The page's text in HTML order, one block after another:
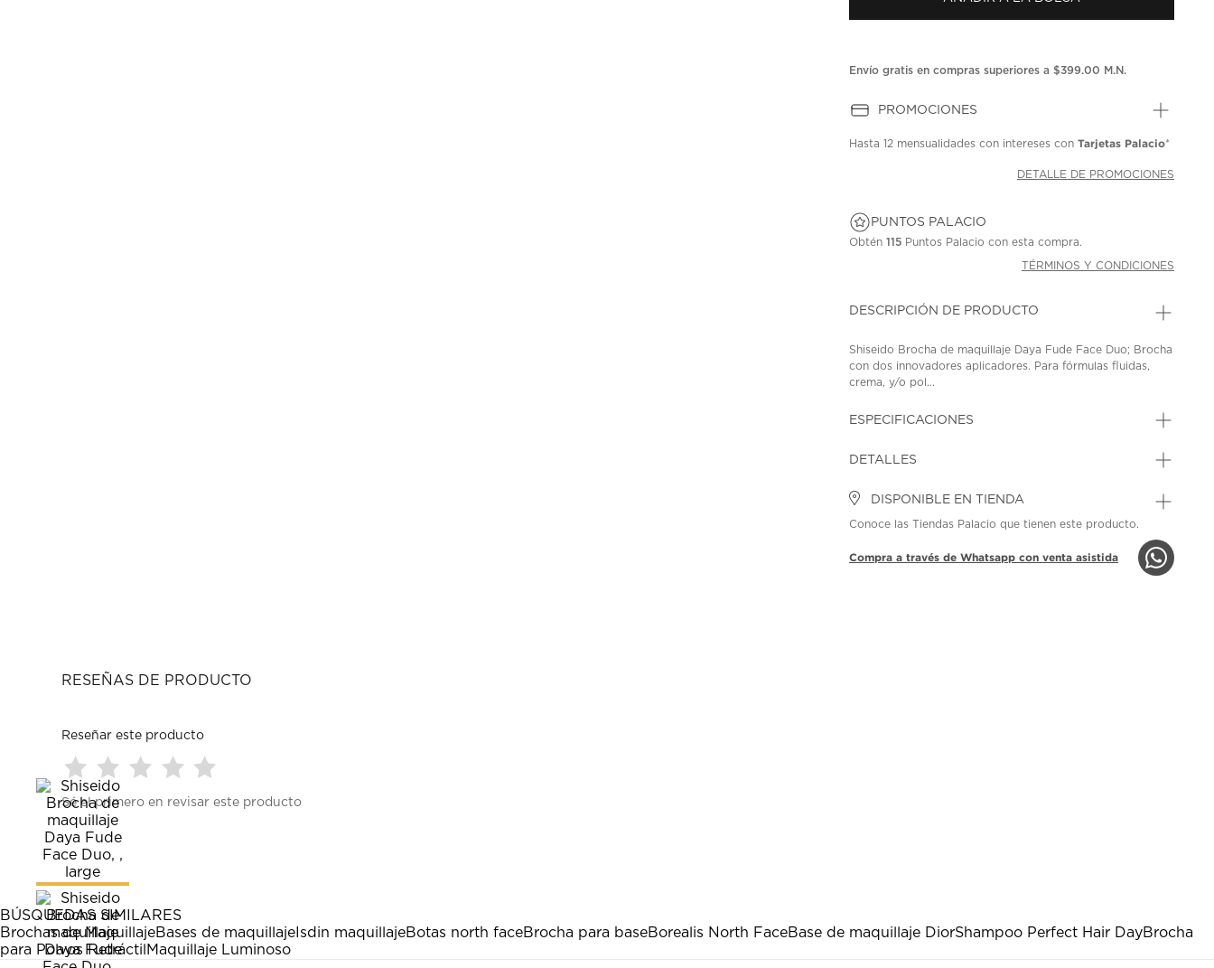
la
Envío gratis en compras superiores a $399.00 M.N.
PROMOCIONES
Hasta12 mensualidades con intereses conTarjetas Palacio*
DETALLE DE PROMOCIONES
PUNTOS PALACIO
Obtén115 Puntos Palacio con esta compra.
TÉRMINOS Y CONDICIONES
DESCRIPCIÓN DE PRODUCTO
Shiseido Brocha de maquillaje Daya Fude Face Duo; Brocha
con dos innovadores aplicadores. Para fórmulas fluidas,
crema, y/o pol...
ESPECIFICACIONES
DETALLES
DISPONIBLE EN TIENDA
Conoce las Tiendas Palacio que tienen este producto.
Compra a través de Whatsapp con venta asistida
RESEÑAS DE PRODUCTO
Reseñar este producto
Seleccionar
para
calificar
el
artículo
con
1
estrella
Esta
acción
abrirá
Seleccionar
para
calificar
el
artículo
con
2
estrellas.
Esta
acción
abrirá
para
3
estrellas.
Esta
acción
abrirá
para
estrellas.
Esta
acción
abrirá
para
Esta
acción
abrirá
Sé el primero en revisar este producto
BÚSQUEDAS SIMILARES
Brochas de MaquillajeBases de maquillaje Isdin maquillajeBotas north faceBrocha para baseBorealis North FaceBase de maquillaje DiorShampoo Perfect Hair DayBrocha
para Polvos Retráctil Maquillaje Luminoso